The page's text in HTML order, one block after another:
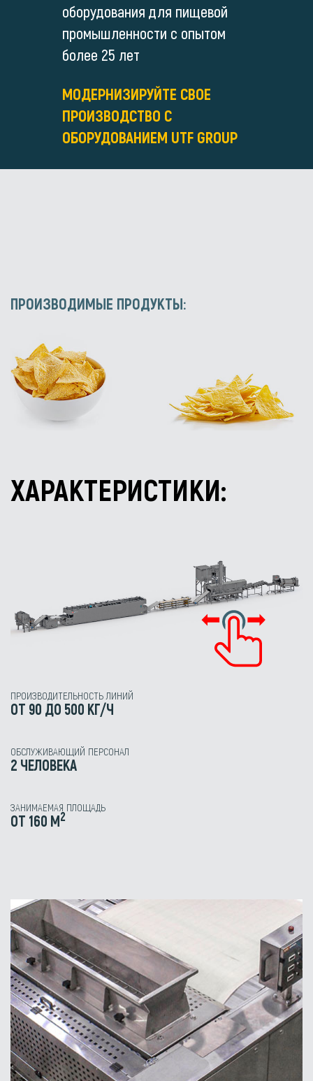
оборудования для пищевой
промышленности с опытом
более 25 лет
МОДЕРНИЗИРУЙТЕ СВОЕ
ПРОИЗВОДСТВО С
ОБОРУДОВАНИЕМ UTF GROUP
ПРОИЗВОДИМЫЕ ПРОДУКТЫ:
ХАРАКТЕРИСТИКИ:
ПРОИЗВОДИТЕЛЬНОСТЬ ЛИНИЙ
ОТ 90 ДО 500 КГ/Ч
ОБСЛУЖИВАЮЩИЙ ПЕРСОНАЛ
2 ЧЕЛОВЕКА
ЗАНИМАЕМАЯ ПЛОЩАДЬ
ОТ 160 М2